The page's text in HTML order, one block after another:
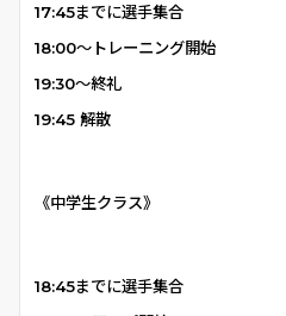
17:45までに選手集合
18:00〜トレーニング開始
19:30〜終礼
19:45 解散
《中学生クラス》
18:45までに選手集合